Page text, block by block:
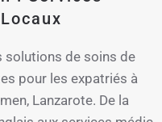
solutions de soins de
pour les expatriés à
Lanzarote. De la